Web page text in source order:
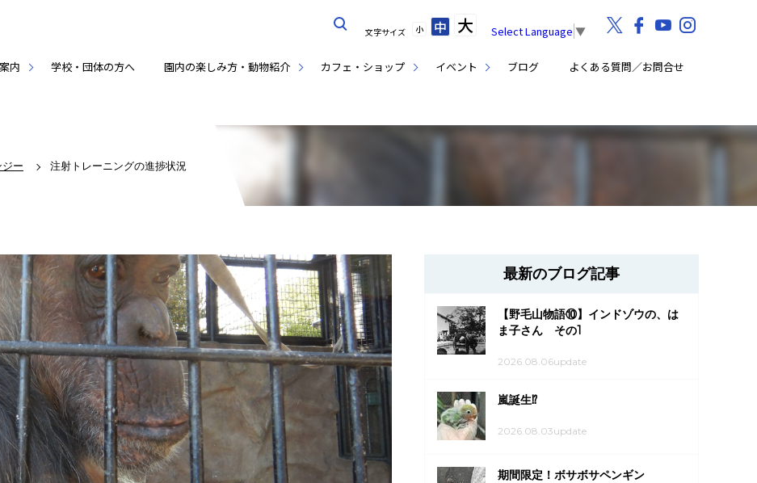
内 学校・団体の方へ 園内の楽しみ方・動物紹介 カフェ・ショップ イベント ブログ よくある質問／お問合せ
文字サイズ 小 中 大 Select Language ▼
ー 注射トレーニングの進捗状況
最新のブログ記事
【野毛山物語⑩】インドゾウの、は
ま子さん その1
2026.08.06update
嵐誕生⁉
2026.08.03update
期間限定！ボサボサペンギン